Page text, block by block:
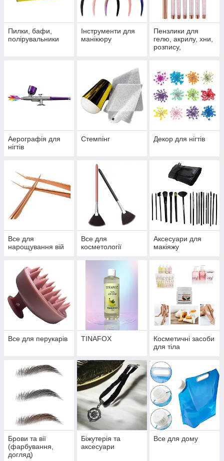
Пилки, бафи,
полірувальники
Інструменти для
манікюру
Пензлики для
гелю, акрилу, хни,
розпису,
Аерографія для
нігтів
Стемпінг Декор для нігтів
Все для
нарощування вій
Все для
косметології
Аксесуари для
макіяжу
Все для перукарів TINAFOX
Косметичні засоби
для тіла
Брови та вії
(фарбування,
догляд)
Біжутерія та
аксесуари
Все для дому